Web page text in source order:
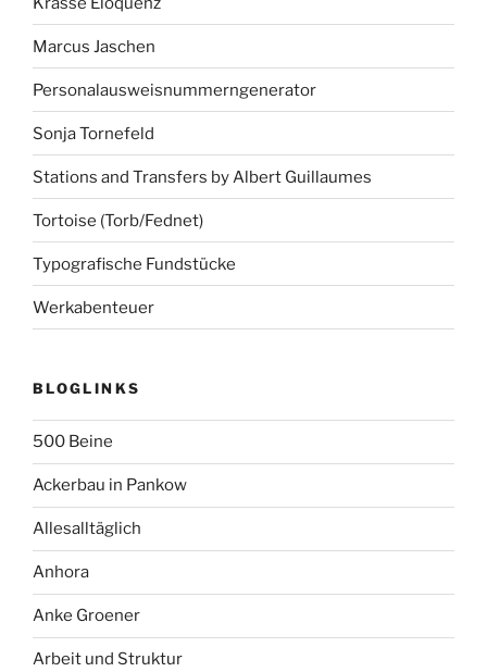
Marcus Jaschen
Personalausweisnummerngenerator
Sonja Tornefeld
Stations and Transfers by Albert Guillaumes
Tortoise (Torb/Fednet)
Typografische Fundstücke
Werkabenteuer
BLOGLINKS
500 Beine
Ackerbau in Pankow
Allesalltäglich
Anhora
Anke Groener
Arbeit und Struktur